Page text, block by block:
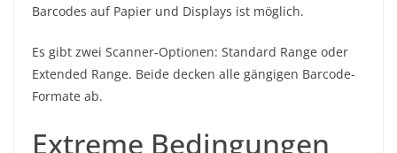
Barcodes auf Papier und Displays ist möglich.
Es gibt zwei Scanner-Optionen: Standard Range oder
Extended Range. Beide decken alle gängigen Barcode-
Formate ab.
Extreme Bedingungen